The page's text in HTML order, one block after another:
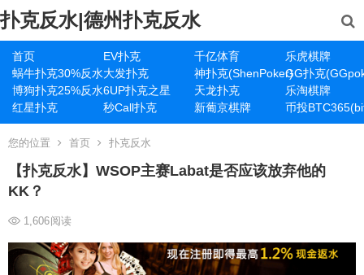
扑克反水|德州扑克反水
首页 EV扑克 千亿体育
乐虎棋牌
蜗牛扑克30%反水大发扑克 神扑克(ShenPoker)GG扑克
博狗扑克25%反水6UP扑克之星 天龙扑克
乐淘棋牌
红星扑克
秒Call扑克 新葡京棋牌 币投
您的位置 首页 扑克反水
【扑克反水】WSOP主赛Labat是否应该放弃他的
KK？
1,606阅读